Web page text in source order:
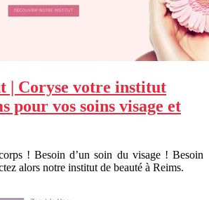
| Coryse votre institut
pour vos soins visage et
! Besoin d’un soin du visage ! Besoin
alors notre institut de beauté à Reims.